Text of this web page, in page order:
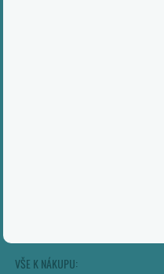
VŠE K NÁKUPU: